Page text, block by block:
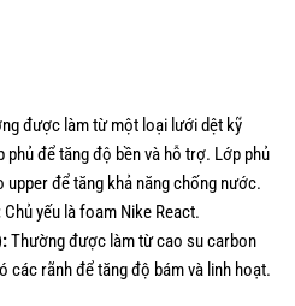
được làm từ một loại lưới dệt kỹ
phủ để tăng độ bền và hỗ trợ. Lớp phủ
để tăng khả năng chống nước.
Chủ yếu là foam Nike React.
Thường được làm từ cao su carbon
các rãnh để tăng độ bám và linh hoạt.